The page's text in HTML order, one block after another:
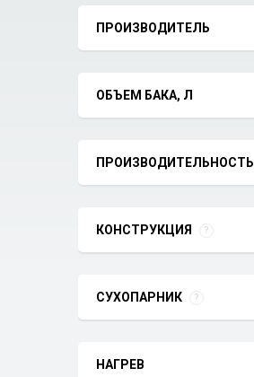
ПРОИЗВОДИТЕЛЬ
ОБЪЕМ БАКА, Л
ПРОИЗВОДИТЕЛЬНОСТЬ
КОНСТРУКЦИЯ ?
СУХОПАРНИК ?
НАГРЕВ